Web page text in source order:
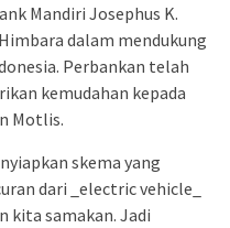
Mandiri Josephus K.
dalam mendukung
Perbankan telah
kemudahan kepada
Motlis.
skema yang
dari _electric vehicle_
kita samakan. Jadi